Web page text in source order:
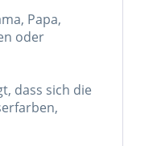
Papa,
oder
dass sich die